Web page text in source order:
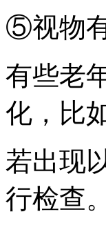
⑤视物
有些老
化，比
若出现
行检查。